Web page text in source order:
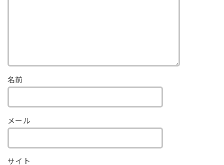
名前
メール
サイト